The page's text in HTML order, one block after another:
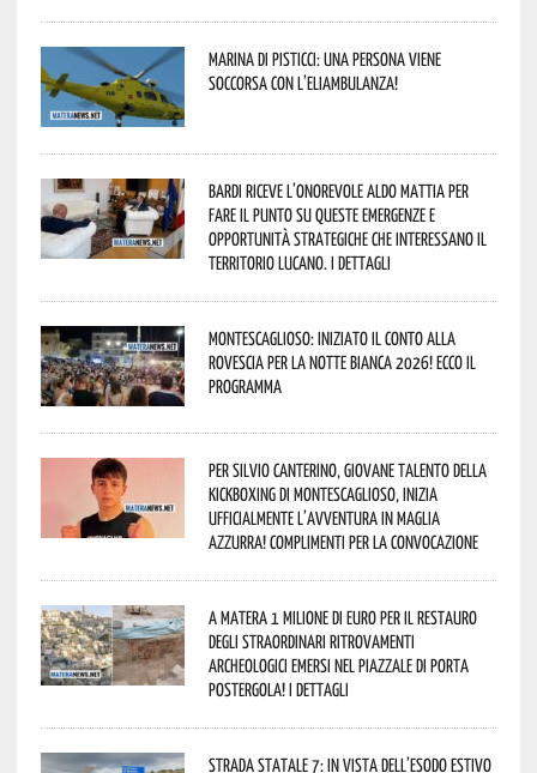
Marina di Pisticci: una persona viene
soccorsa con l’eliambulanza!
Bardi riceve l’onorevole Aldo Mattia per
fare il punto su queste emergenze e
opportunità strategiche che interessano il
territorio lucano. I dettagli
Montescaglioso: iniziato il conto alla
rovescia per la Notte Bianca 2026! Ecco il
programma
Per Silvio Canterino, giovane talento della
kickboxing di Montescaglioso, inizia
ufficialmente l’avventura in maglia
azzurra! Complimenti per la convocazione
A Matera 1 milione di euro per il restauro
degli straordinari ritrovamenti
archeologici emersi nel piazzale di Porta
Postergola! I dettagli
Strada statale 7: in vista dell’esodo estivo